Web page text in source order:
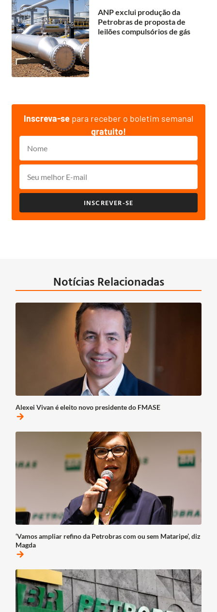
ANP exclui produção da
Petrobras de proposta de
leilões compulsórios de gás
Inscreva-se para receber o boletim semanal
gratuito!
INSCREVER-SE
Notícias Relacionadas
Alexei Vivan é eleito novo presidente do FMASE
arrow_forward
‘Vamos ampliar refino da Petrobras com ou sem Mataripe’, diz
Magda
arrow_forward